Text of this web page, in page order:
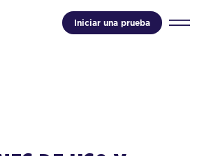
Iniciar una prueba